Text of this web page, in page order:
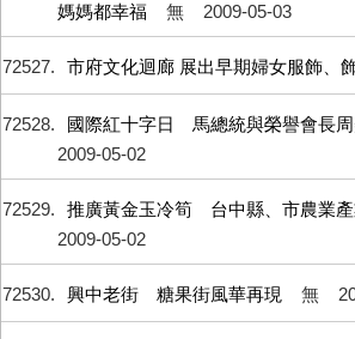
媽媽都幸福
無 2009-05-03
72527 市府文化迴廊 展出早期婦女服飾、
72528 國際紅十字日 馬總統與榮譽會長
2009-05-02
72529 推廣黃金玉冷筍 台中縣、市農業
2009-05-02
72530 興中老街 糖果街風華再現 無